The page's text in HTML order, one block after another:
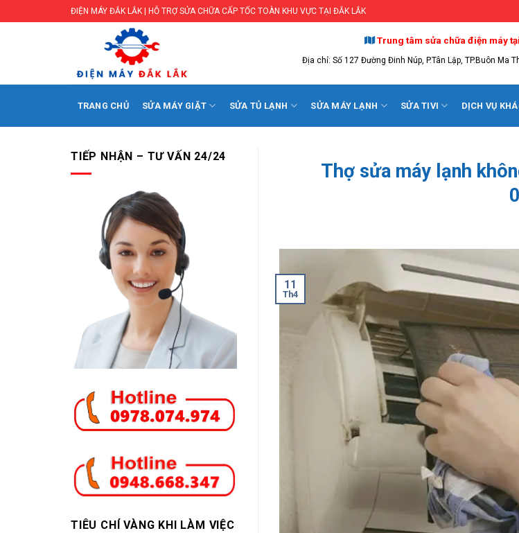
to
ĐIỆN MÁY ĐẮK LẮK | HỖ TRỢ SỬA CHỮA CẤP TỐC TOÀN KHU VỰC TẠI ĐẮK LẮK
Trung tâm sửa chữa điện máy
Địa chỉ: Số 127 Đường Đinh Núp, P.Tân Lập, TP.Buôn Ma
TRANG CHỦ SỬA MÁY GIẶT SỬA TỦ LẠNH SỬA MÁY LẠNH SỬA TIVI DỊCH VỤ
TIẾP NHẬN – TƯ VẤN 24/24
TIÊU CHÍ VÀNG KHI LÀM VIỆC
Thợ sửa máy lạnh
11
Th4